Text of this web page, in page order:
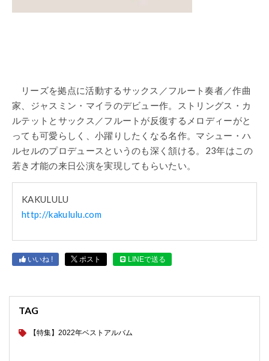
リーズを拠点に活動するサックス／フルート奏者／作曲
家、ジャスミン・マイラのデビュー作。ストリングス・カ
ルテットとサックス／フルートが反復するメロディーがと
っても可愛らしく、小躍りしたくなる名作。マシュー・ハ
ルセルのプロデュースというのも深く頷ける。23年はこの
若き才能の来日公演を実現してもらいたい。
KAKULULU
http://kakululu.com
いいね ! ポスト LINEで送る
TAG
【特集】2022年ベストアルバム